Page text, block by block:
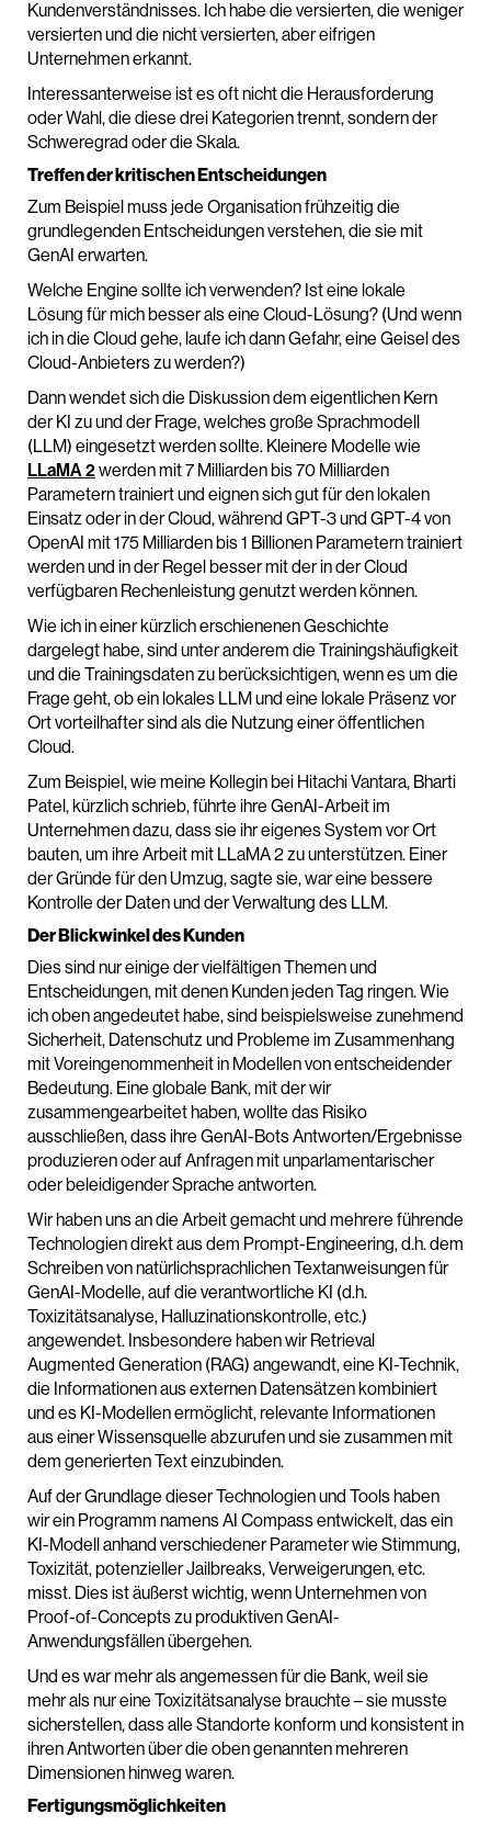
Kundenverständnisses. Ich habe die versierten, die weniger
versierten und die nicht versierten, aber eifrigen
Unternehmen erkannt.
Interessanterweise ist es oft nicht die Herausforderung
oder Wahl, die diese drei Kategorien trennt, sondern der
Schweregrad oder die Skala.
Treffen der kritischen Entscheidungen
Zum Beispiel muss jede Organisation frühzeitig die
grundlegenden Entscheidungen verstehen, die sie mit
GenAI erwarten.
Welche Engine sollte ich verwenden? Ist eine lokale
Lösung für mich besser als eine Cloud-Lösung? (Und wenn
ich in die Cloud gehe, laufe ich dann Gefahr, eine Geisel des
Cloud-Anbieters zu werden?)
Dann wendet sich die Diskussion dem eigentlichen Kern
der KI zu und der Frage, welches große Sprachmodell
(LLM) eingesetzt werden sollte. Kleinere Modelle wie
LLaMA 2werden mit 7 Milliarden bis 70 Milliarden
Parametern trainiert und eignen sich gut für den lokalen
Einsatz oder in der Cloud, während GPT-3 und GPT-4 von
OpenAI mit 175 Milliarden bis 1 Billionen Parametern trainiert
werden und in der Regel besser mit der in der Cloud
verfügbaren Rechenleistung genutzt werden können.
Wie ich in einer kürzlich erschienenen Geschichte
dargelegt habe, sind unter anderem die Trainingshäufigkeit
und die Trainingsdaten zu berücksichtigen, wenn es um die
Frage geht, ob ein lokales LLM und eine lokale Präsenz vor
Ort vorteilhafter sind als die Nutzung einer öffentlichen
Cloud.
Zum Beispiel, wie meine Kollegin bei Hitachi Vantara, Bharti
Patel, kürzlich schrieb, führte ihre GenAI-Arbeit im
Unternehmen dazu, dass sie ihr eigenes System vor Ort
bauten, um ihre Arbeit mit LLaMA 2 zu unterstützen. Einer
der Gründe für den Umzug, sagte sie, war eine bessere
Kontrolle der Daten und der Verwaltung des LLM.
Der Blickwinkel des Kunden
Dies sind nur einige der vielfältigen Themen und
Entscheidungen, mit denen Kunden jeden Tag ringen. Wie
ich oben angedeutet habe, sind beispielsweise zunehmend
Sicherheit, Datenschutz und Probleme im Zusammenhang
mit Voreingenommenheit in Modellen von entscheidender
Bedeutung. Eine globale Bank, mit der wir
zusammengearbeitet haben, wollte das Risiko
ausschließen, dass ihre GenAI-Bots Antworten/Ergebnisse
produzieren oder auf Anfragen mit unparlamentarischer
oder beleidigender Sprache antworten.
Wir haben uns an die Arbeit gemacht und mehrere führende
Technologien direkt aus dem Prompt-Engineering, d.h. dem
Schreiben von natürlichsprachlichen Textanweisungen für
GenAI-Modelle, auf die verantwortliche KI (d.h.
Toxizitätsanalyse, Halluzinationskontrolle, etc.)
angewendet. Insbesondere haben wir Retrieval
Augmented Generation (RAG) angewandt, eine KI-Technik,
die Informationen aus externen Datensätzen kombiniert
und es KI-Modellen ermöglicht, relevante Informationen
aus einer Wissensquelle abzurufen und sie zusammen mit
dem generierten Text einzubinden.
Auf der Grundlage dieser Technologien und Tools haben
wir ein Programm namens AI Compass entwickelt, das ein
KI-Modell anhand verschiedener Parameter wie Stimmung,
Toxizität, potenzieller Jailbreaks, Verweigerungen, etc.
misst. Dies ist äußerst wichtig, wenn Unternehmen von
Proof-of-Concepts zu produktiven GenAI-
Anwendungsfällen übergehen.
Und es war mehr als angemessen für die Bank, weil sie
mehr als nur eine Toxizitätsanalyse brauchte – sie musste
sicherstellen, dass alle Standorte konform und konsistent in
ihren Antworten über die oben genannten mehreren
Dimensionen hinweg waren.
Fertigungsmöglichkeiten